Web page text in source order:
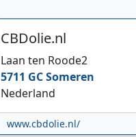
CBDolie.nl
Laan ten Roode2
5711 GCSomeren
Nederland
www.cbdolie.nl/